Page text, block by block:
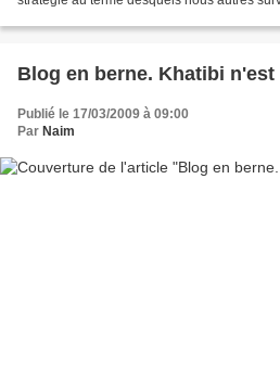
Blog en berne. Khatibi n'est
Publié le 17/03/2009 à 09:00
Par Naim